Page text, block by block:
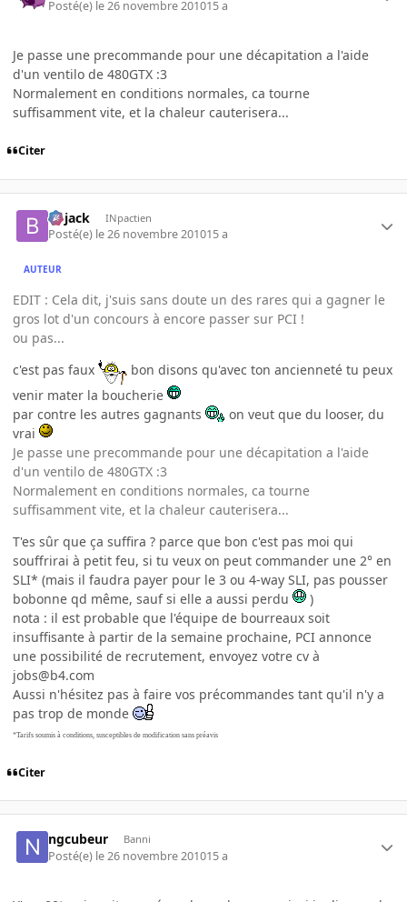
Posté(e) le 26 novembre 201015 a
Je passe une precommande pour une décapitation a l'aide
d'un ventilo de 480GTX :3
Normalement en conditions normales, ca tourne
suffisamment vite, et la chaleur cauterisera...
Citer
Bojack INpactien
Posté(e) le 26 novembre 201015 a
AUTEUR
EDIT : Cela dit, j'suis sans doute un des rares qui a gagner le
gros lot d'un concours à encore passer sur PCI !
ou pas...
c'est pas faux
bon disons qu'avec ton ancienneté tu peux
venir mater la boucherie
par contre les autres gagnants
on veut que du looser, du
vrai
Je passe une precommande pour une décapitation a l'aide
d'un ventilo de 480GTX :3
Normalement en conditions normales, ca tourne
suffisamment vite, et la chaleur cauterisera...
T'es sûr que ça suffira ? parce que bon c'est pas moi qui
souffrirai à petit feu, si tu veux on peut commander une 2° en
SLI* (mais il faudra payer pour le 3 ou 4-way SLI, pas pousser
bobonne qd même, sauf si elle a aussi perdu
)
nota : il est probable que l'équipe de bourreaux soit
insuffisante à partir de la semaine prochaine, PCI annonce
une possibilité de recrutement, envoyez votre cv à
jobs@b4.com
Aussi n'hésitez pas à faire vos précommandes tant qu'il n'y a
pas trop de monde
*Tarifs soumis à conditions, susceptibles de modification sans préavis
Citer
ngcubeur Banni
Posté(e) le 26 novembre 201015 a